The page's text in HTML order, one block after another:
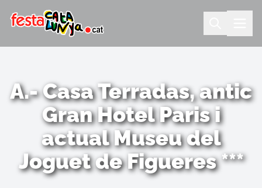
A.- Casa Terradas, antic
Gran Hotel Paris i
actual Museu del
Joguet de Figueres ***